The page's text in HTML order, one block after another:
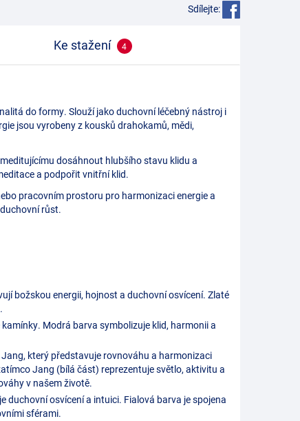
Sdílejte:
Ke stažení 4
do formy. Slouží jako duchovní léčebný nástroj i
jsou vyrobeny z kousků drahokamů, mědi,
dosáhnout hlubšího stavu klidu a
a podpořit vnitřní klid.
pracovním prostoru pro harmonizaci energie a
růst.
božskou energii, hojnost a duchovní osvícení. Zlaté
Modrá barva symbolizuje klid, harmonii a
který představuje rovnováhu a harmonizaci
Jang (bílá část) reprezentuje světlo, aktivitu a
v našem životě.
duchovní osvícení a intuici. Fialová barva je spojena
sférami.